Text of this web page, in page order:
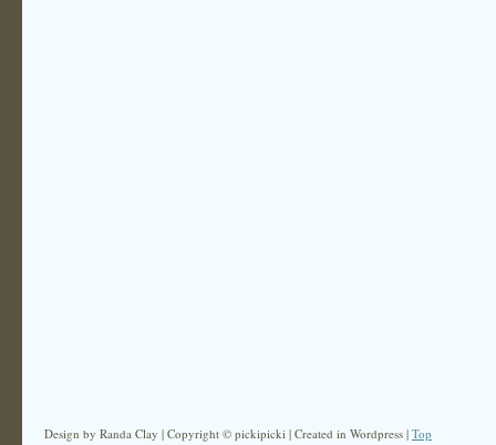
Design by Randa Clay | Copyright © pickipicki | Created in Wordpress | Top